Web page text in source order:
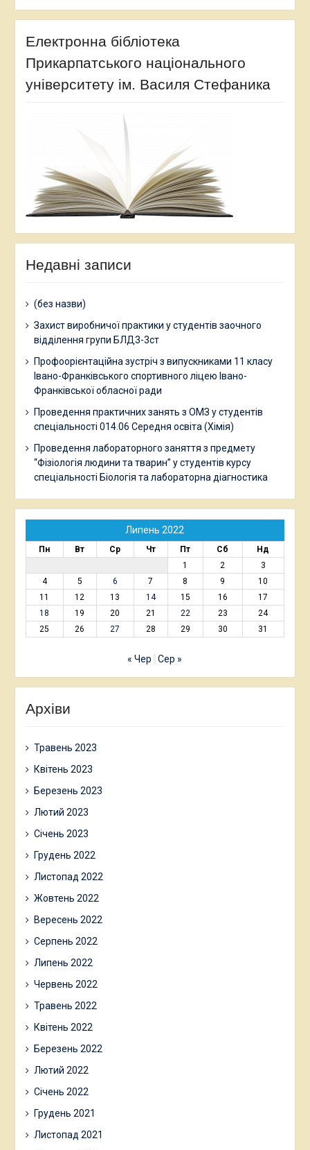
Електронна бібліотека
Прикарпатського національного
університету ім. Василя Стефаника
Недавні записи
(без назви)
Захист виробничої практики у студентів заочного
відділення групи БЛД3-3ст
Профоорієнтаційна зустріч з випускниками 11 класу
Івано-Франківського спортивного ліцею Івано-
Франківської обласної ради
Проведення практичних занять з ОМЗ у студентів
спеціальності 014.06 Середня освіта (Хімія)
Проведення лабораторного заняття з предмету
“Фізіологія людини та тварин” у студентів курсу
спеціальності Біологія та лабораторна діагностика
Липень 2022
Пн Вт Ср Чт Пт Сб
Нд
1
2
3
4
5 6 7 8 9
10
11
12 13 14 15 16
17
18
19 20 21 22 23
24
25
26 27 28 29 30 31
« Чер Сер »
Архіви
Травень 2023
Квітень 2023
Березень 2023
Лютий 2023
Січень 2023
Грудень 2022
Листопад 2022
Жовтень 2022
Вересень 2022
Серпень 2022
Липень 2022
Червень 2022
Травень 2022
Квітень 2022
Березень 2022
Лютий 2022
Січень 2022
Грудень 2021
Листопад 2021